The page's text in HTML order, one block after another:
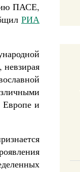
ПАСЕ,
РИА
Европе и